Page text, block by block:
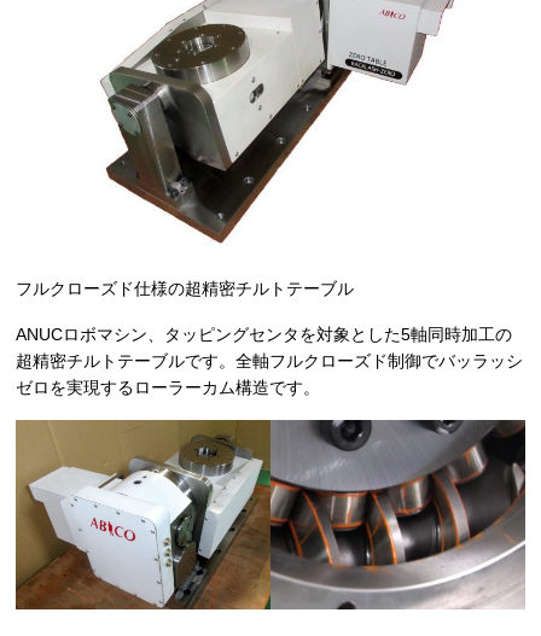
フルクローズド仕様の超精密チルトテーブル
ANUCロボマシン、タッピングセンタを対象とした5軸同時加工の
超精密チルトテーブルです。全軸フルクローズド制御でバッラッシ
ゼロを実現するローラーカム構造です。